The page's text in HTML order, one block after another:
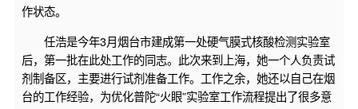
作状态。
任浩是今年3月烟台市建成第一处硬气膜式核酸检测实验室
后，第一批在此处工作的同志。此次来到上海，她一个人负责试
剂制备区，主要进行试剂准备工作。工作之余，她还以自己在烟
台的工作经验，为优化普陀“火眼”实验室工作流程提出了很多意